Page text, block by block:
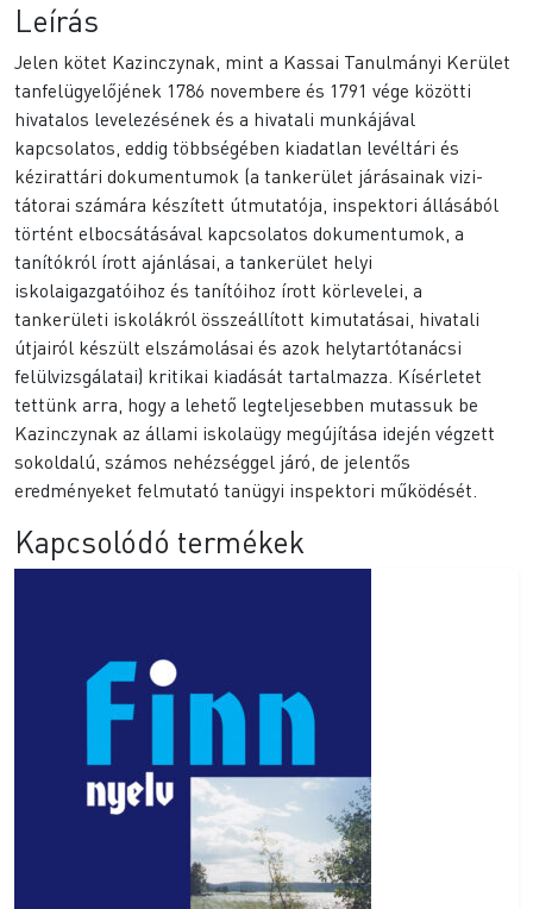
Leírás
Jelen kötet Kazinczynak, mint a Kassai Tanulmányi Kerület
tanfelügyelőjének 1786 novembere és 1791 vége közötti
hivatalos levelezésének és a hivatali munkájával
kapcsolatos, eddig többségében kiadatlan levéltári és
kézirattári dokumentumok (a tankerület járásainak vizi­
tátorai számára készített útmutatója, inspektori állásából
történt elbocsátásával kapcsolatos dokumentumok, a
tanítókról írott ajánlásai, a tankerület helyi
iskolaigazgatóihoz és tanítóihoz írott körlevelei, a
tankerületi iskolákról összeállított kimutatásai, hivatali
útjairól készült elszámolásai és azok helytartótanácsi
felülvizsgálatai) kritikai kiadását tartalmazza. Kísérletet
tettünk arra, hogy a lehető legteljesebben mutassuk be
Kazinczynak az állami iskolaügy megújítása idején végzett
sokoldalú, számos nehézséggel járó, de jelentős
eredményeket felmutató tanügyi inspektori működését.
Kapcsolódó termékek